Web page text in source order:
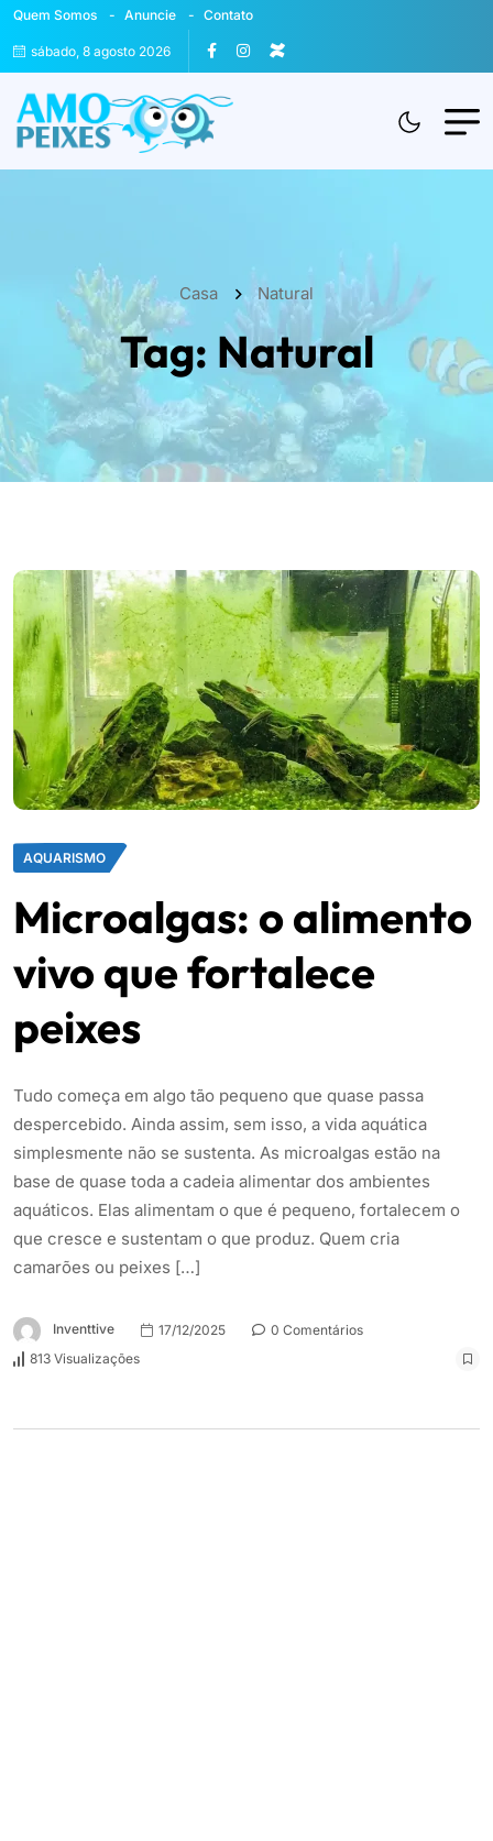
Quem Somos Anuncie Contato
sábado, 8 agosto 2026
Casa Natural
Tag: Natural
AQUARISMO
Microalgas: o alimento
vivo que fortalece
peixes
Tudo começa em algo tão pequeno que quase passa
despercebido. Ainda assim, sem isso, a vida aquática
simplesmente não se sustenta. As microalgas estão na
base de quase toda a cadeia alimentar dos ambientes
aquáticos. Elas alimentam o que é pequeno, fortalecem o
que cresce e sustentam o que produz. Quem cria
camarões ou peixes […]
Inventtive 17/12/2025
0 Comentários
813 Visualizações